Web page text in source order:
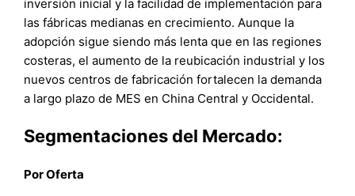
inversión inicial y la facilidad de implementación para
las fábricas medianas en crecimiento. Aunque la
adopción sigue siendo más lenta que en las regiones
costeras, el aumento de la reubicación industrial y los
nuevos centros de fabricación fortalecen la demanda
a largo plazo de MES en China Central y Occidental.
Segmentaciones del Mercado:
Por Oferta